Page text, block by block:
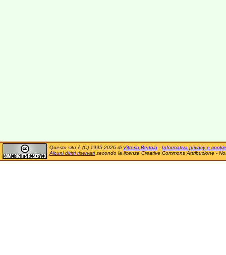
Questo sito è (C) 1995-2026 di Vittorio Bertola - Informativa privacy e cookie
Alcuni diritti riservatisecondo la licenza Creative Commons Attribuzione -